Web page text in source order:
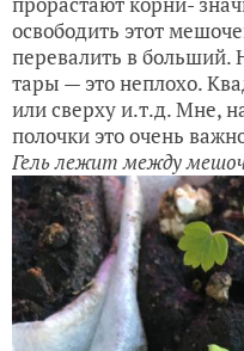
освободить этот
перевалить в больший.
тары — это неплохо.
или сверху и.т.д. Мне,
полочки это очень
Гель лежит между